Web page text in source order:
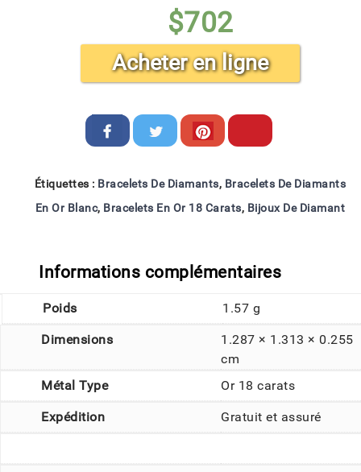
$702
Acheter en ligne
Étiquettes : Bracelets De Diamants, Bracelets De Diamants
En Or Blanc, Bracelets En Or 18 Carats, Bijoux De Diamant
Informations complémentaires
Poids 1.57 g
Dimensions
1.287 × 1.313 × 0.255
cm
Métal Type
Or 18 carats
Expédition Gratuit et assuré